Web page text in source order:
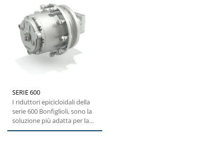
SERIE 600
I riduttori epicicloidali della
serie 600 Bonfiglioli, sono la
soluzione più adatta per la
movimentazione...